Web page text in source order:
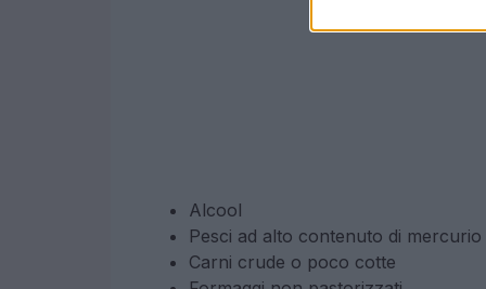
Alcool
Pesci ad alto contenuto di mercurio
Carni crude o poco cotte